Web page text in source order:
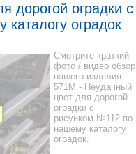
дорогой оградки с
оградок
Смотрите краткий
фото / видео обзор
нашего изделия
571M - Неудачный
цвет для дорогой
оградки с
рисунком №112 по
нашему каталогу
оградок.